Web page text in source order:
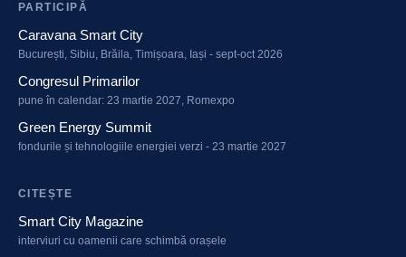
PARTICIPĂ
Caravana Smart City
București, Sibiu, Brăila, Timișoara, Iași - sept-oct 2026
Congresul Primarilor
pune în calendar: 23 martie 2027, Romexpo
Green Energy Summit
fondurile și tehnologiile energiei verzi - 23 martie 2027
CITEȘTE
Smart City Magazine
interviuri cu oamenii care schimbă orașele